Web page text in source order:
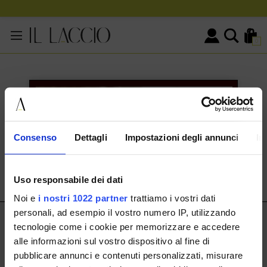
Consenso Dettagli Impostazioni degli annunci
Uso responsabile dei dati
Noi e i nostri 1022 partner trattiamo i vostri dati
personali, ad esempio il vostro numero IP, utilizzando
tecnologie come i cookie per memorizzare e accedere
alle informazioni sul vostro dispositivo al fine di
pubblicare annunci e contenuti personalizzati, misurare
0
KONTAKTINFORMATIONEN
Via Cassala 20 25126 Brescia
+393291008001
IL LACCIO
IL LACCIO